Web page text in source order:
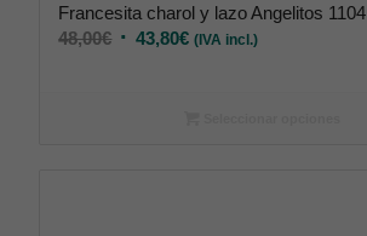
Francesita charol y lazo Angelitos 1104
48,00€ 43,80€ (IVA incl.)